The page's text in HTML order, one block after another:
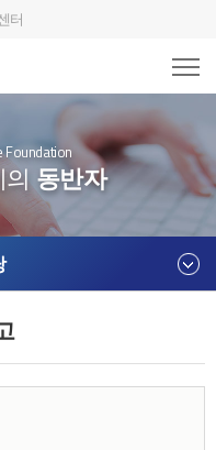
터
Foundation
의동반자